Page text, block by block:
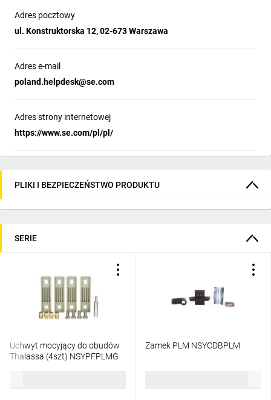
Adres pocztowy
ul. Konstruktorska 12, 02-673 Warszawa
Adres e-mail
poland.helpdesk@se.com
Adres strony internetowej
https://www.se.com/pl/pl/
PLIKI I BEZPIECZEŃSTWO PRODUKTU
SERIE
Uchwyt mocyjący do obudów
Thalassa (4szt) NSYPFPLMG
Zamek PLM NSYCDBPLM